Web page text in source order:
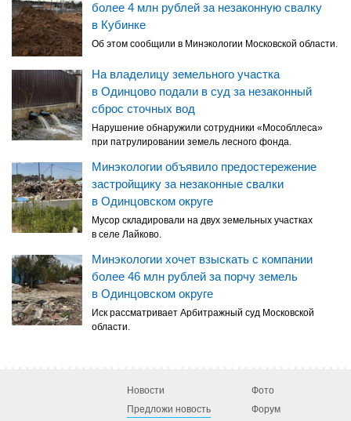
более 4 млн рублей за незаконную свалку
в Кубинке
Об этом сообщили в Минэкологии Московской области.
На владелицу земельного участка
в Одинцово подали в суд за незаконный
сброс сточных вод
Нарушение обнаружили сотрудники «Мособллеса»
при патрулировании земель лесного фонда.
Минэкологии объявило предостережение
застройщику за незаконные свалки
в Одинцовском округе
Мусор складировали на двух земельных участках
в селе Лайково.
Минэкологии хочет взыскать с компании
более 46 млн рублей за порчу земель
в Одинцовском округе
Иск рассматривает Арбитражный суд Московской
области.
Новости
Предложи новость
Фото
Форум